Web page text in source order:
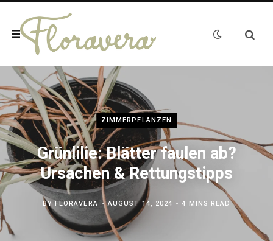
ZIMMERPFLANZEN
Grünlilie: Blätter faulen ab?
Ursachen & Rettungstipps
BY FLORAVERA AUGUST 14, 2024 4 MINS READ